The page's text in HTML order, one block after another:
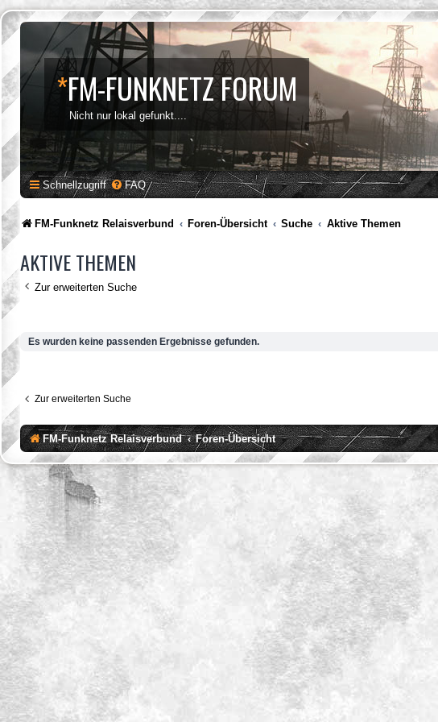
*FM-FUNKNETZ FORUM
Nicht nur lokal gefunkt....
Schnellzugriff FAQ
FM-Funknetz Relaisverbund Foren-Übersicht Suche Aktive Themen
AKTIVE THEMEN
Zur erweiterten Suche
Es wurden keine passenden Ergebnisse gefunden.
Zur erweiterten Suche
FM-Funknetz Relaisverbund Foren-Übersicht